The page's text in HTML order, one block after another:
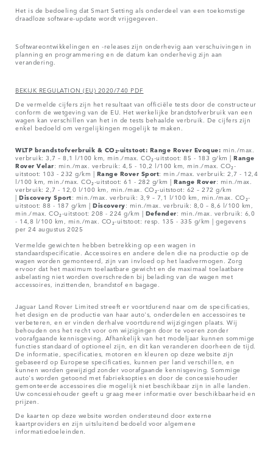
Het is de bedoeling dat Smart Setting als onderdeel van een toekomstige
draadloze software-update wordt vrijgegeven.
Softwareontwikkelingen en -releases zijn onderhevig aan verschuivingen in
planning en programmering en de datum kan onderhevig zijn aan
verandering.
BEKIJK REGULATION (EU) 2020/740 PDF
De vermelde cijfers zijn het resultaat van officiële tests door de constructeur
conform de wetgeving van de EU. Het werkelijke brandstofverbruik van een
wagen kan verschillen van het in de tests behaalde verbruik. De cijfers zijn
enkel bedoeld om vergelijkingen mogelijk te maken.
WLTP brandstofverbruik & CO₂-uitstoot: Range Rover Evoque: min./max.
verbruik: 3,7 – 8,1 l/100 km, min./max. CO₂-uitstoot: 85 - 183 g/km | Range
Rover Velar: min./max. verbruik: 4,5 - 10,2 l/100 km, min./max. CO₂-
uitstoot: 103 - 232 g/km | Range Rover Sport: min./max. verbruik: 2,7 - 12,4
l/100 km, min./max. CO₂-uitstoot: 61 - 282 g/km | Range Rover: min./max.
verbruik: 2,7 - 12,0 l/100 km, min./max. CO₂-uitstoot: 62 – 272 g/km
| Discovery Sport: min./max. verbruik: 3,9 – 7,1 l/100 km, min./max. CO₂-
uitstoot: 88 - 187 g/km | Discovery: min./max. verbruik: 8,0 – 8,6 l/100 km,
min./max. CO₂-uitstoot: 208 - 224 g/km | Defender: min./max. verbruik: 6,0
- 14,8 l/100 km, min./max. CO₂-uitstoot: resp. 135 - 335 g/km | gegevens
per 24 augustus 2025
Vermelde gewichten hebben betrekking op een wagen in
standaardspecificatie. Accessoires en andere delen die na productie op de
wagen worden gemonteerd, zijn van invloed op het laadvermogen. Zorg
ervoor dat het maximum toelaatbare gewicht en de maximaal toelaatbare
asbelasting niet worden overschreden bij belading van de wagen met
accessoires, inzittenden, brandstof en bagage.
Jaguar Land Rover Limited streeft er voortdurend naar om de specificaties,
het design en de productie van haar auto's, onderdelen en accessoires te
verbeteren, en er vinden derhalve voortdurend wijzigingen plaats. Wij
behouden ons het recht voor om wijzigingen door te voeren zonder
voorafgaande kennisgeving. Afhankelijk van het modeljaar kunnen sommige
functies standaard of optioneel zijn, en dit kan veranderen doorheen de tijd.
De informatie, specificaties, motoren en kleuren op deze website zijn
gebaseerd op Europese specificaties, kunnen per land verschillen, en
kunnen worden gewijzigd zonder voorafgaande kennisgeving. Sommige
auto's worden getoond met fabrieksopties en door de concessiehouder
gemonteerde accessoires die mogelijk niet beschikbaar zijn in alle landen.
Uw concessiehouder geeft u graag meer informatie over beschikbaarheid en
prijzen.
De kaarten op deze website worden ondersteund door externe
kaartproviders en zijn uitsluitend bedoeld voor algemene
informatiedoeleinden.